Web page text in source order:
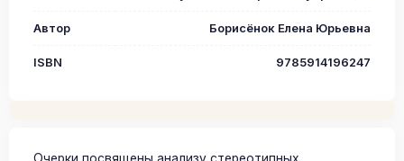
Автор Борисёнок Елена Юрьевна
ISBN 9785914196247